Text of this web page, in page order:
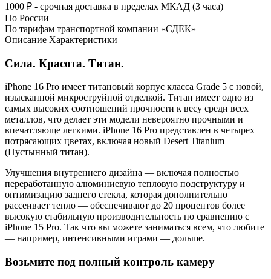
1000 ₽ - срочная доставка в пределах МКАД (3 часа)
По России
По тарифам транспортной компании «СДЕК»
Описание Характеристики
Сила. Красота. Титан.
iPhone 16 Pro имеет титановый корпус класса Grade 5 с новой,
изысканной микроструйной отделкой. Титан имеет одно из
самых высоких соотношений прочности к весу среди всех
металлов, что делает эти модели невероятно прочными и
впечатляюще легкими. iPhone 16 Pro представлен в четырех
потрясающих цветах, включая новый Desert Titanium
(Пустынный титан).
Улучшения внутреннего дизайна — включая полностью
переработанную алюминиевую тепловую подструктуру и
оптимизацию заднего стекла, которая дополнительно
рассеивает тепло — обеспечивают до 20 процентов более
высокую стабильную производительность по сравнению с
iPhone 15 Pro. Так что вы можете заниматься всем, что любите
— например, интенсивными играми — дольше.
Возьмите под полный контроль камеру